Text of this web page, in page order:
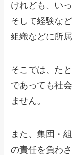
けれども、い
そして経験な
組織などに所
そこでは、た
であっても社
ません。
また、集団・
の責任を負わ